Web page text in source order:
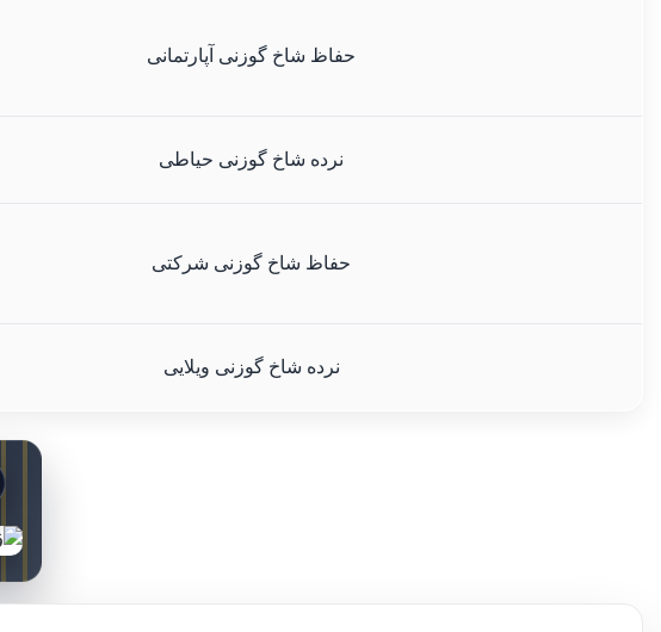
حفاظ شاخ گوزنی آپارتمانی
نرده شاخ گوزنی حیاطی
حفاظ شاخ گوزنی شرکتی
نرده شاخ گوزنی ویلایی